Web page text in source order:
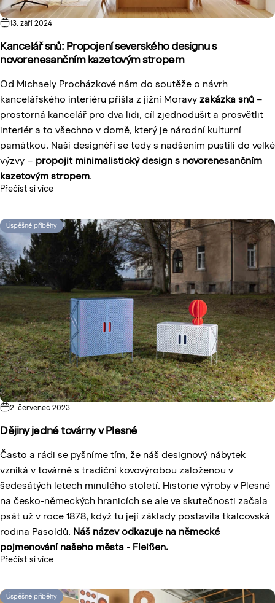
13. září 2024
Kancelář snů: Propojení severského designu s
novorenesančním kazetovým stropem
Od Michaely Procházkové nám do soutěže o návrh
kancelářského interiéru přišla z jižní Moravy zakázka snů –
prostorná kancelář pro dva lidi, cíl zjednodušit a prosvětlit
interiér a to všechno v domě, který je národní kulturní
památkou. Naši designéři se tedy s nadšením pustili do velké
výzvy – propojit minimalistický design s novorenesančním
kazetovým stropem.
Přečíst si více
Úspěšné příběhy
2. červenec 2023
Dějiny jedné továrny v Plesné
Často a rádi se pyšníme tím, že náš designový nábytek
vzniká v továrně s tradiční kovovýrobou založenou v
šedesátých letech minulého století. Historie výroby v Plesné
na česko-německých hranicích se ale ve skutečnosti začala
psát už v roce 1878, když tu její základy postavila tkalcovská
rodina Päsoldů. Náš název odkazuje na německé
pojmenování našeho města - Fleißen.
Přečíst si více
Úspěšné příběhy